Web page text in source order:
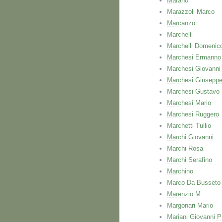
Marazzoli Marco
Marcanzo
Marchelli
Marchelli
Marchesi Ermanno
Marchesi Giovanni
Marchesi Giuseppe
Marchesi Gustavo
Marchesi Mario
Marchesi Ruggero
Marchetti Tullio
Marchi Giovanni
Marchi Rosa
Marchi Serafino
Marchino
Marco Da Busseto
Marenzio M.
Margonari Mario
Mariani Giovanni